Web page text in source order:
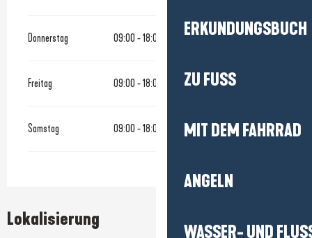
ERKUNDUNGSBUCH
ZU FUSS
MIT DEM FAHRRAD
ANGELN
WASSER- UND
Donnerstag 09:00 - 18:00
Freitag 09:00 - 18:00
Samstag 09:00 - 18:00
Lokalisierung